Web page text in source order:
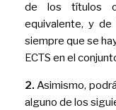
de los títulos
equivalente, y de
siempre que se
ECTS en el
2. Asimismo,
alguno de los